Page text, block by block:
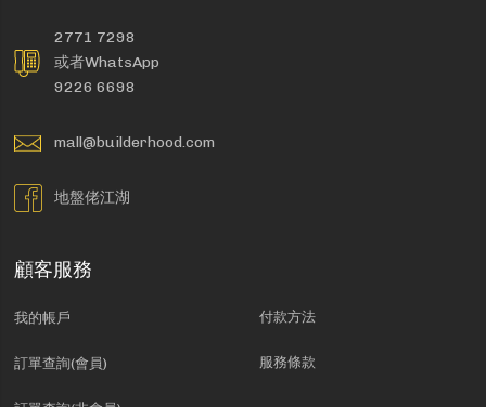
2771 7298
或者WhatsApp
9226 6698
mall@builderhood.com
地盤佬江湖
顧客服務
我的帳戶
訂單查詢(會員)
付款方法
服務條款